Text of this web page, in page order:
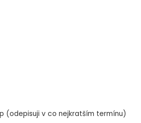
(odepisuji v co nejkratším termínu)